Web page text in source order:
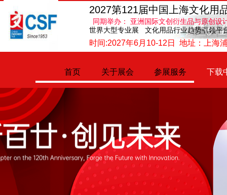
首页 关于展会 参展服务 下载
2027第121届中国上海文化用
世界大型专业展 文化用品行业趋势引领平
时间:2027年6月10-12日 地址：上海
同期举办： 亚洲国际文创衍生品与原创设